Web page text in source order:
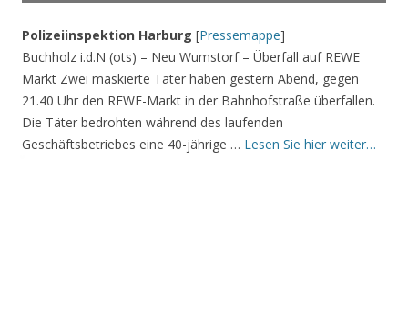
Polizeiinspektion Harburg [Pressemappe]
Buchholz i.d.N (ots) – Neu Wumstorf – Überfall auf REWE
Markt Zwei maskierte Täter haben gestern Abend, gegen
21.40 Uhr den REWE-Markt in der Bahnhofstraße überfallen.
Die Täter bedrohten während des laufenden
Geschäftsbetriebes eine 40-jährige … Lesen Sie hier weiter…